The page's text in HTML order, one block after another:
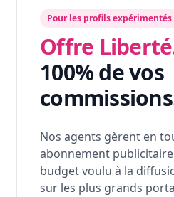
Pour les profils expérimentés
Offre
100% de vos
Nos agents gèrent en
abonnement
budget voulu à la
sur les plus grands